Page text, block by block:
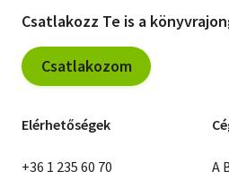
Csatlakozz Te is a
Csatlakozom
Elérhetőségek
+36 1 235 60 70
A